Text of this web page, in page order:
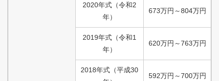
2020年式 （令和2
年）
673万円 ～804万円
2019年式 （令和1
年）
620万円 ～763万円
2018年式 （平成30
592万円 ～700万円